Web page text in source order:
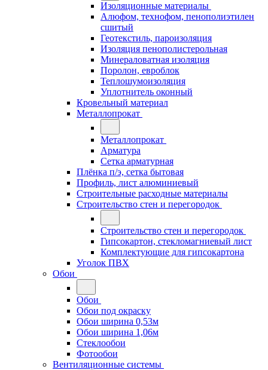
Изоляционные материалы
Алюфом, технофом, пенополиэтилен
сшитый
Геотекстиль, пароизоляция
Изоляция пенополистерольная
Минераловатная изоляция
Поролон, евроблок
Теплошумоизоляция
Уплотнитель оконный
Кровельный материал
Металлопрокат
Металлопрокат
Арматура
Сетка арматурная
Плёнка п/э, сетка бытовая
Профиль, лист алюминиевый
Строительные расходные материалы
Строительство стен и перегородок
Строительство стен и перегородок
Гипсокартон, стекломагниевый лист
Комплектующие для гипсокартона
Уголок ПВХ
Обои
Обои
Обои под окраску
Обои ширина 0,53м
Обои ширина 1,06м
Стеклообои
Фотообои
Вентиляционные системы